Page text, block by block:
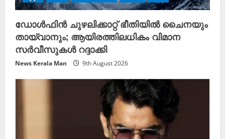
ഡോൾഫിൻ ചുഴലിക്കാറ്റ് ഭീതിയിൽ ചൈനയും
തായ്‌വാനും; ആയിരത്തിലധികം വിമാന
സർവീസുകൾ റദ്ദാക്കി
News Kerala Man 9th August 2026